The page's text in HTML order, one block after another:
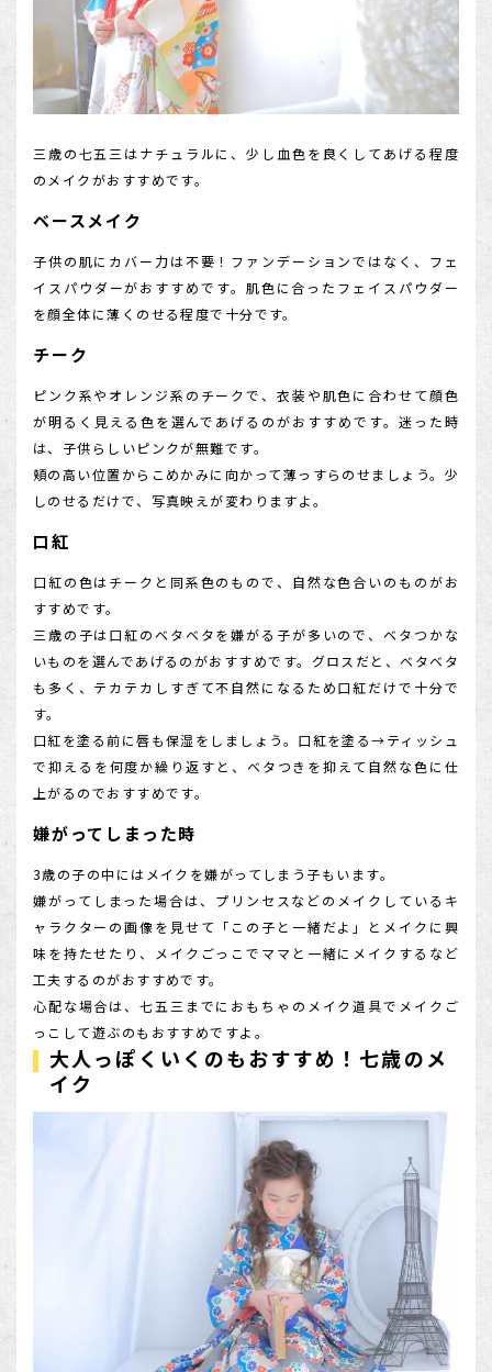
三歳の七五三はナチュラルに、少し血色を良くしてあげる程度
のメイクがおすすめです。
ベースメイク
子供の肌にカバー力は不要！ファンデーションではなく、フェ
イスパウダーがおすすめです。肌色に合ったフェイスパウダー
を顔全体に薄くのせる程度で十分です。
チーク
ピンク系やオレンジ系のチークで、衣装や肌色に合わせて顔色
が明るく見える色を選んであげるのがおすすめです。迷った時
は、子供らしいピンクが無難です。
頬の高い位置からこめかみに向かって薄っすらのせましょう。少
しのせるだけで、写真映えが変わりますよ。
口紅
口紅の色はチークと同系色のもので、自然な色合いのものがお
すすめです。
三歳の子は口紅のベタベタを嫌がる子が多いので、ベタつかな
いものを選んであげるのがおすすめです。グロスだと、ベタベタ
も多く、テカテカしすぎて不自然になるため口紅だけで十分で
す。
口紅を塗る前に唇も保湿をしましょう。口紅を塗る→ティッシュ
で抑えるを何度か繰り返すと、ベタつきを抑えて自然な色に仕
上がるのでおすすめです。
嫌がってしまった時
3歳の子の中にはメイクを嫌がってしまう子もいます。
嫌がってしまった場合は、プリンセスなどのメイクしているキ
ャラクターの画像を見せて「この子と一緒だよ」とメイクに興
味を持たせたり、メイクごっこでママと一緒にメイクするなど
工夫するのがおすすめです。
心配な場合は、七五三までにおもちゃのメイク道具でメイクご
っこして遊ぶのもおすすめですよ。
大人っぽくいくのもおすすめ！七歳のメ
イク